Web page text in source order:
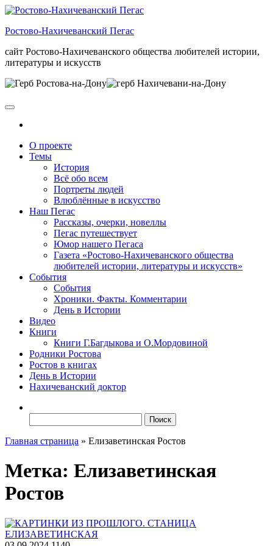
Skip
the
Ростово-Нахичеванский Пегас
сайт Ростово-Нахичеванского общества любителей истории,
литературы и искусств
О проекте
Темы
История
Всё обо всем
Портреты людей
Влюблённые в искусство
Наш Пегас
Рассказы, очерки, новеллы
Пегас путешествует
Юмор нашего Пегаса
Газета «Ростово-Нахичеванского общества
любителей истории, литературы и искусств»
События
События
Хроники. Факты. Комментарии
День в Истории
Видео
Книги
Книги Г.Багдыкова и О.Мордовиной
Родники Ростова
Ростов в книгах
День в Истории
Нахичеванский доктор
Главная страница » Елизаветинская Ростов
Метка: Елизаветинская
Ростов